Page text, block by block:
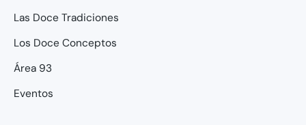
Las Doce Tradiciones
Los Doce Conceptos
Área 93
Eventos